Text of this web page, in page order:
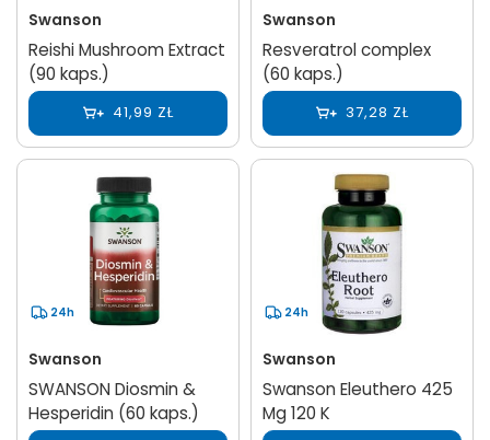
Swanson
Reishi Mushroom Extract
(90 kaps.)
41,99 ZŁ
Swanson
Resveratrol complex
(60 kaps.)
37,28 ZŁ
24h
Swanson
SWANSON Diosmin &
Hesperidin (60 kaps.)
24h
Swanson
Swanson Eleuthero 425
Mg 120 K